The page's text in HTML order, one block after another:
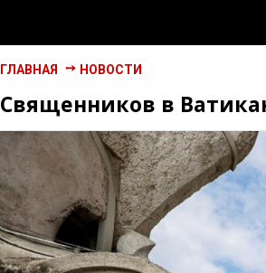
ГЛАВНАЯ НОВОСТИ
Священников в